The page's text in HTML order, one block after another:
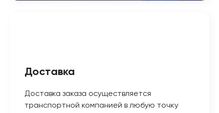
Доставка
Доставка заказа осуществляется
транспортной компанией в любую точку